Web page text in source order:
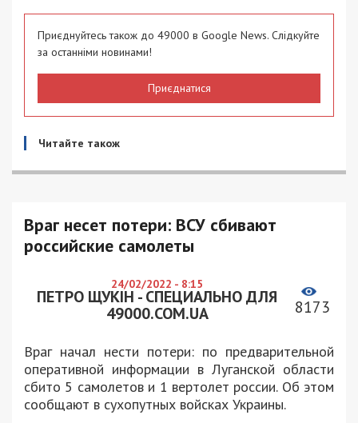
Приєднуйтесь також до 49000 в Google News. Слідкуйте
за останніми новинами!
Приєднатися
Читайте також
Враг несет потери: ВСУ сбивают
российские самолеты
24/02/2022 - 8:15
ПЕТРО ЩУКІН - СПЕЦИАЛЬНО ДЛЯ
49000.COM.UA
8173
Враг начал нести потери: по предварительной
оперативной информации в Луганской области
сбито 5 самолетов и 1 вертолет россии. Об этом
сообщают в сухопутных войсках Украины.